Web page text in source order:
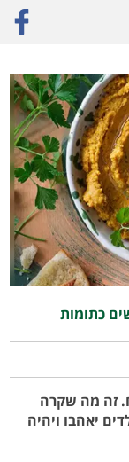
עדשים כתומות
כתומות
זה מה שקרה
יאהבו ויהיה